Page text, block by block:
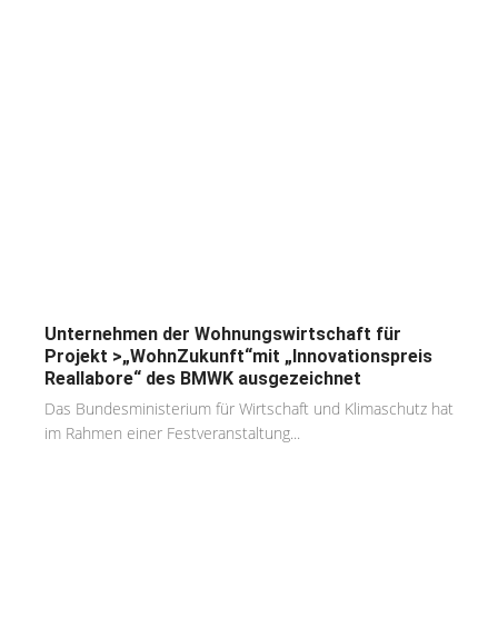
Unternehmen der Wohnungswirtschaft für
Projekt >„WohnZukunft“mit „Innovationspreis
Reallabore“ des BMWK ausgezeichnet
Das Bundesministerium für Wirtschaft und Klimaschutz hat
im Rahmen einer Festveranstaltung...